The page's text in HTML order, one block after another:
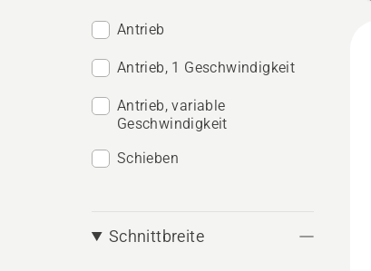
Antrieb
Antrieb, 1 Geschwindigkeit
Antrieb, variable
Geschwindigkeit
Schieben
Schnittbreite